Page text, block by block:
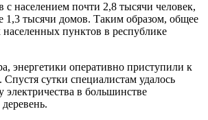
с населением почти 2,8 тысячи человек,
1,3 тысячи домов. Таким образом, общее
пунктов в республике
энергетики оперативно приступили к
сутки специалистам удалось
электричества в большинстве